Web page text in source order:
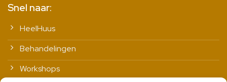
Snel naar:
HeelHuus
Behandelingen
Workshops